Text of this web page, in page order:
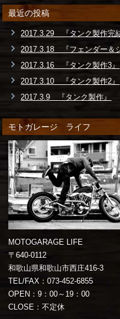
最近の投稿
2017.3.29 『タンク製作完
2017.3.18 『フェンダー＆
2017.3.16 『タンク製作3』
2017.3.10 『タンク製作2』
2017.3.9 『タンク製作』
モトガレージ ライフ
MOTOGARAGE LIFE
〒640-0112
和歌山県和歌山市西庄416-3
TEL/FAX：073-452-6855
OPEN：9：00～19：00
CLOSE：不定休